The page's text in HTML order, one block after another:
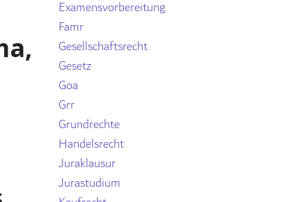
Examensvorbereitung
Famr
Gesellschaftsrecht
Gesetz
Goa
Grr
Grundrechte
Handelsrecht
Juraklausur
Jurastudium